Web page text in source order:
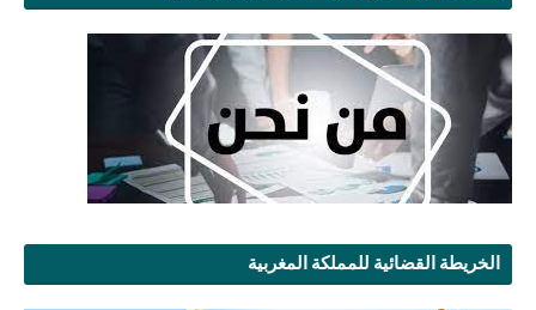
الخريطة القضائية للمملكة المغربية